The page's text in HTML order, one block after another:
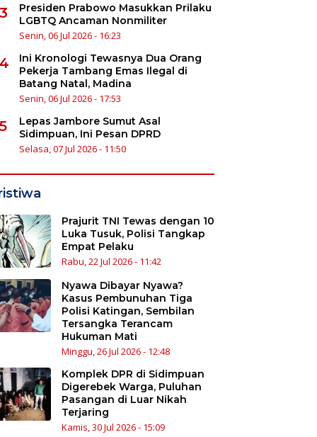
Presiden Prabowo Masukkan Prilaku
LGBTQ Ancaman Nonmiliter
Senin, 06 Jul 2026 - 16:23
Ini Kronologi Tewasnya Dua Orang
Pekerja Tambang Emas Ilegal di
Batang Natal, Madina
Senin, 06 Jul 2026 - 17:53
Lepas Jambore Sumut Asal
Sidimpuan, Ini Pesan DPRD
Selasa, 07 Jul 2026 - 11:50
Prajurit TNI Tewas dengan 10
Luka Tusuk, Polisi Tangkap
Empat Pelaku
Rabu, 22 Jul 2026 - 11:42
Nyawa Dibayar Nyawa?
Kasus Pembunuhan Tiga
Polisi Katingan, Sembilan
Tersangka Terancam
Hukuman Mati
Minggu, 26 Jul 2026 - 12:48
Komplek DPR di Sidimpuan
Digerebek Warga, Puluhan
Pasangan di Luar Nikah
Terjaring
Kamis, 30 Jul 2026 - 15:09